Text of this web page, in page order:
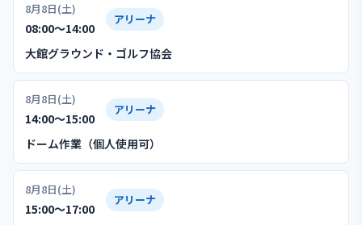
8月8日(土)
08:00〜14:00
アリーナ
大館グラウンド・ゴルフ協会
8月8日(土)
14:00〜15:00
アリーナ
ドーム作業（個人使用可）
8月8日(土)
15:00〜17:00
アリーナ